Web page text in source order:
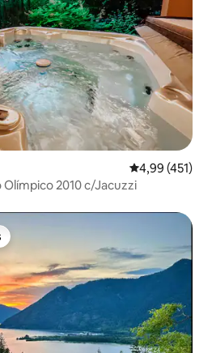
4,99 de uma
4,99 (451)
* Retiro Olímpico 2010 c/Jacuzzi